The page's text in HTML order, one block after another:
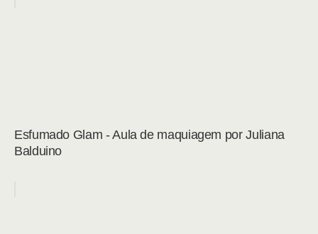
Esfumado Glam - Aula de maquiagem por Juliana
Balduino